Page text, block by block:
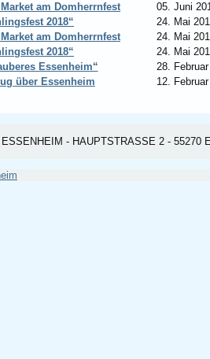
am Domherrnfest
05. Juni
2018“
24. Mai
am Domherrnfest
24. Mai
2018“
24. Mai
Essenheim“
28.
über Essenheim
12.
- HAUPTSTRASSE 2 - 55270